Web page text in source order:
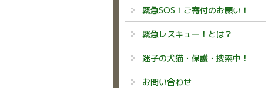
緊急SOS！ご寄付のお願い！
緊急レスキュー！とは？
迷子の犬猫・保護・捜索中！
お問い合わせ